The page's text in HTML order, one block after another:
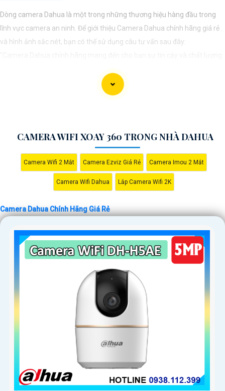
Dòng camera Dahua là một trong những thương hiệu hàng đầu trong
lĩnh vực camera an ninh. Để giới thiệu Camera Dahua chính hãng giá rẻ
và hình ảnh sắc nét, bạn có thể sử dụng câu tư vấn sau đây:
này hứa hẹn đáp ứng mọi nhu cầu giám sát của bạn. Đừng ngần ngại
trải nghiệm sự ổn định và chất lượng vượt trội của Camera Dahua chính
CAMERA WIFI XOAY 360 TRONG NHÀ DAHUA
Camera Wifi 2 Mắt Camera Ezviz Giá Rẻ Camera Imou 2 Mắt
Camera Wifi Dahua Lắp Camera Wifi 2K
Camera Dahua Chính Hãng Giá Rẻ